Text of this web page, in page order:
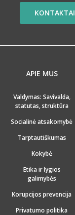
KONTAKTAI
APIE MUS
Valdymas: Savivalda,
statutas, struktūra
Socialinė atsakomybė
Tarptautiškumas
Kokybė
Etika ir lygios
galimybės
Korupcijos prevencija
Privatumo politika